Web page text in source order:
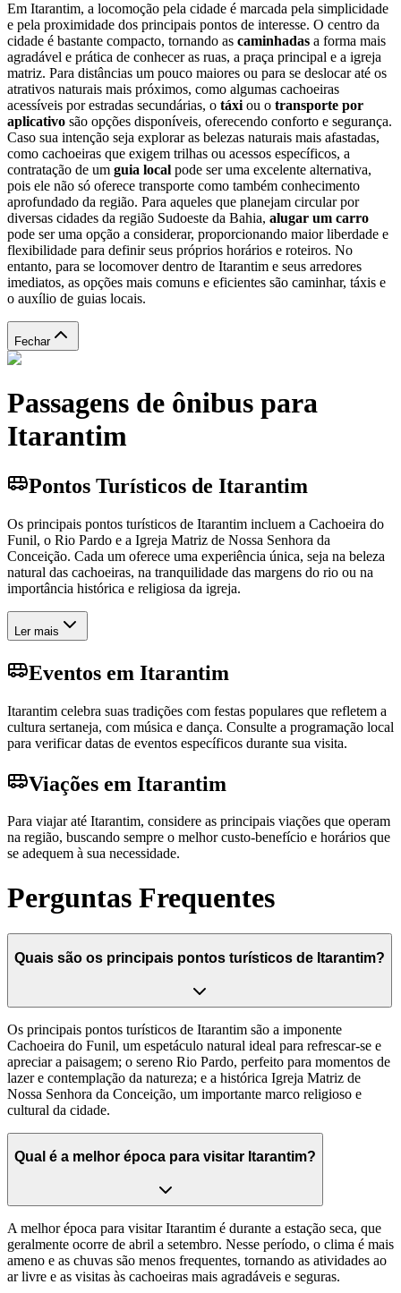
Em Itarantim, a locomoção pela cidade é marcada pela simplicidade
e pela proximidade dos principais pontos de interesse. O centro da
cidade é bastante compacto, tornando as caminhadas a forma mais
agradável e prática de conhecer as ruas, a praça principal e a igreja
matriz. Para distâncias um pouco maiores ou para se deslocar até os
atrativos naturais mais próximos, como algumas cachoeiras
acessíveis por estradas secundárias, o táxi ou o transporte por
aplicativo são opções disponíveis, oferecendo conforto e segurança.
Caso sua intenção seja explorar as belezas naturais mais afastadas,
como cachoeiras que exigem trilhas ou acessos específicos, a
contratação de um guia local pode ser uma excelente alternativa,
pois ele não só oferece transporte como também conhecimento
aprofundado da região. Para aqueles que planejam circular por
diversas cidades da região Sudoeste da Bahia, alugar um carro
pode ser uma opção a considerar, proporcionando maior liberdade e
flexibilidade para definir seus próprios horários e roteiros. No
entanto, para se locomover dentro de Itarantim e seus arredores
imediatos, as opções mais comuns e eficientes são caminhar, táxis e
o auxílio de guias locais.
Fechar
Passagens de ônibus para
Itarantim
Pontos Turísticos de Itarantim
Os principais pontos turísticos de Itarantim incluem a Cachoeira do
Funil, o Rio Pardo e a Igreja Matriz de Nossa Senhora da
Conceição. Cada um oferece uma experiência única, seja na beleza
natural das cachoeiras, na tranquilidade das margens do rio ou na
importância histórica e religiosa da igreja.
Ler mais
Eventos em Itarantim
Itarantim celebra suas tradições com festas populares que refletem a
cultura sertaneja, com música e dança. Consulte a programação local
para verificar datas de eventos específicos durante sua visita.
Viações em Itarantim
Para viajar até Itarantim, considere as principais viações que operam
na região, buscando sempre o melhor custo-benefício e horários que
se adequem à sua necessidade.
Perguntas Frequentes
Quais são os principais pontos turísticos de Itarantim?
Os principais pontos turísticos de Itarantim são a imponente
Cachoeira do Funil, um espetáculo natural ideal para refrescar-se e
apreciar a paisagem; o sereno Rio Pardo, perfeito para momentos de
lazer e contemplação da natureza; e a histórica Igreja Matriz de
Nossa Senhora da Conceição, um importante marco religioso e
cultural da cidade.
Qual é a melhor época para visitar Itarantim?
A melhor época para visitar Itarantim é durante a estação seca, que
geralmente ocorre de abril a setembro. Nesse período, o clima é mais
ameno e as chuvas são menos frequentes, tornando as atividades ao
ar livre e as visitas às cachoeiras mais agradáveis e seguras.